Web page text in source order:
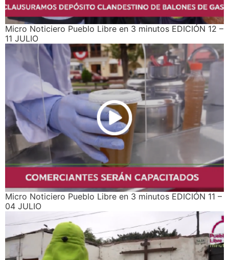
Micro Noticiero Pueblo Libre en 3 minutos EDICIÓN 12 –
11 JULIO
Micro Noticiero Pueblo Libre en 3 minutos EDICIÓN 11 –
04 JULIO